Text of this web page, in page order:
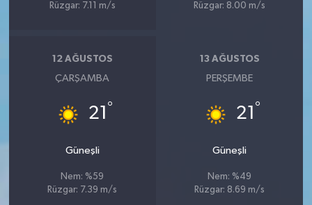
Rüzgar: 7.11 m/s
Rüzgar: 8.00 m/s
12 AĞUSTOS
ÇARŞAMBA
21 °
Güneşli
Nem: %59
Rüzgar: 7.39 m/s
13 AĞUSTOS
PERŞEMBE
21 °
Güneşli
Nem: %49
Rüzgar: 8.69 m/s